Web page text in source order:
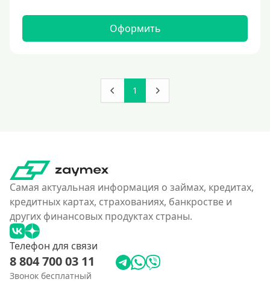
180000 руб
4500000 руб
500000 руб
550000 руб
600 тысяч
650000 руб
700000 руб
750000 руб
Оформить
1
Самая актуальная информация о займах, кредитах,
кредитных картах, страхованиях, банкростве и
других финансовых продуктах страны.
Телефон для связи
8 804 700 03 11
Звонок бесплатный